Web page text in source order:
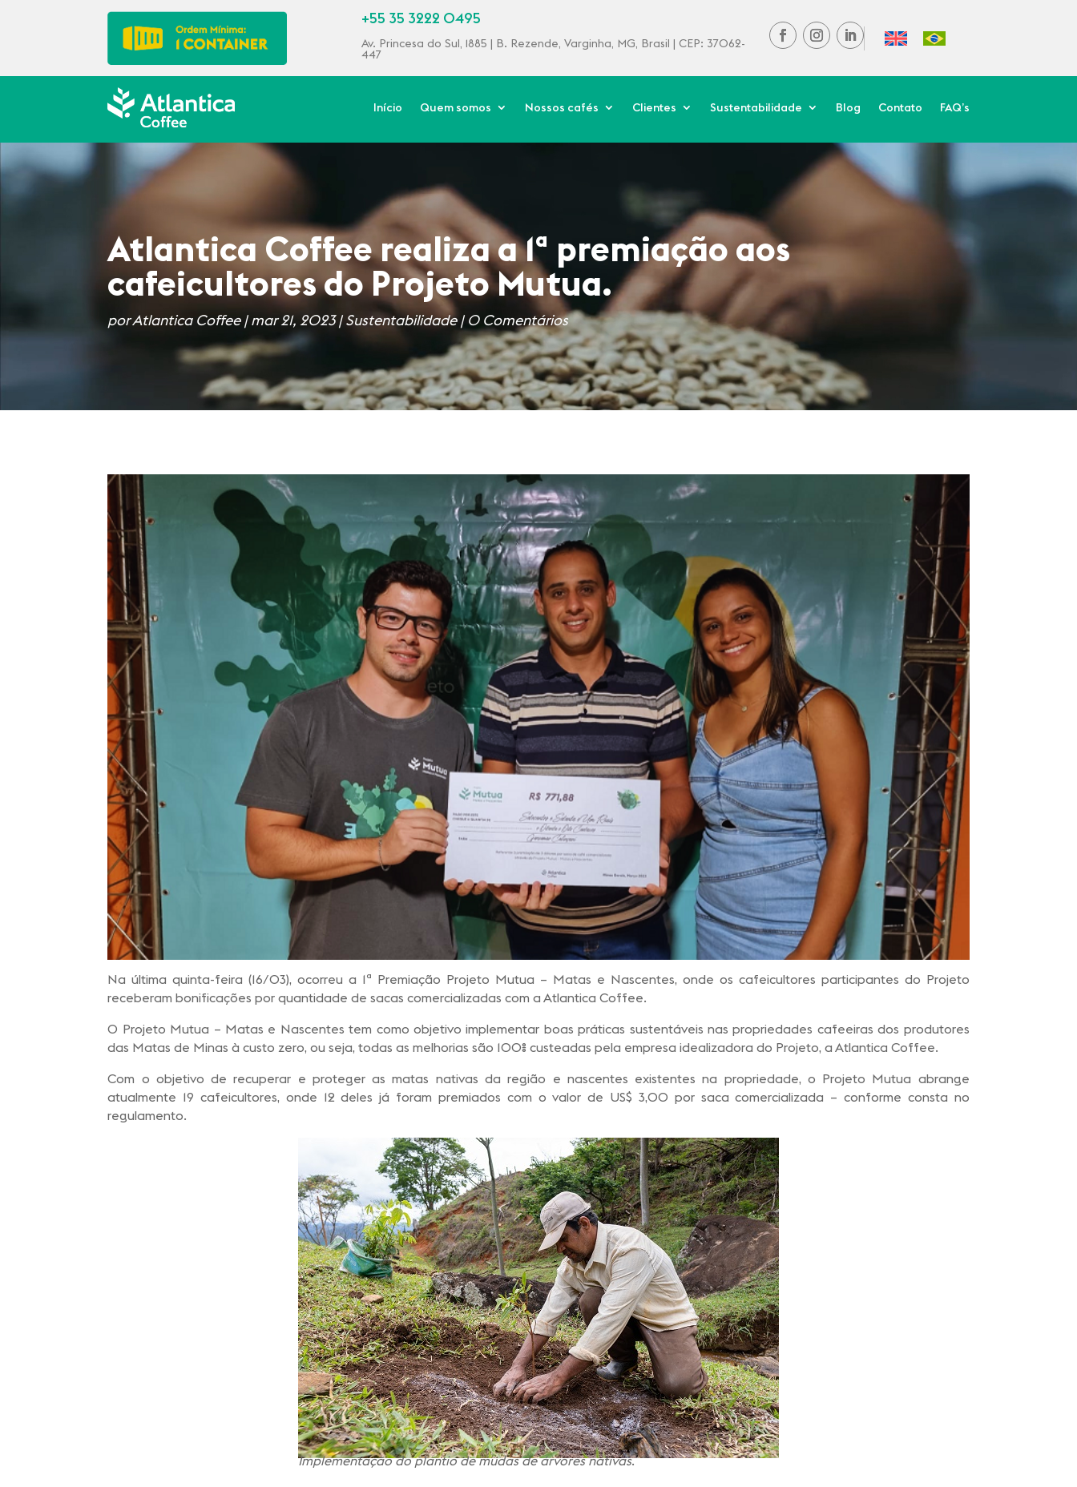
+55 35 3222 0495
Av. Princesa do Sul, 1885 | B. Rezende, Varginha, MG, Brasil | CEP: 37062-
447
Início Quem somos Nossos cafés Clientes Sustentabilidade Blog Contato FAQ’s
Atlantica Coffee realiza a 1ª premiação aos
cafeicultores do Projeto Mutua.
porAtlantica Coffee|mar 21, 2023|Sustentabilidade|0 Comentários
Na última quinta-feira (16/03), ocorreu a 1ª Premiação Projeto Mutua – Matas e Nascentes, onde os cafeicultores participantes do Projeto
receberam bonificações por quantidade de sacas comercializadas com a Atlantica Coffee.
O Projeto Mutua – Matas e Nascentes tem como objetivo implementar boas práticas sustentáveis nas propriedades cafeeiras dos produtores
das Matas de Minas à custo zero, ou seja, todas as melhorias são 100% custeadas pela empresa idealizadora do Projeto, a Atlantica Coffee.
Com o objetivo de recuperar e proteger as matas nativas da região e nascentes existentes na propriedade, o Projeto Mutua abrange
atualmente 19 cafeicultores, onde 12 deles já foram premiados com o valor de US$ 3,00 por saca comercializada – conforme consta no
regulamento.
Implementação do plantio de mudas de árvores nativas.